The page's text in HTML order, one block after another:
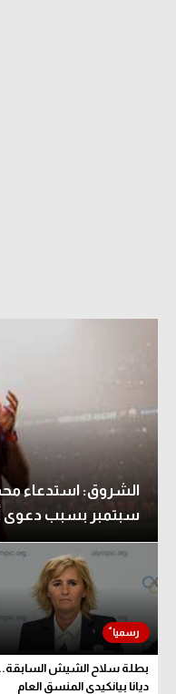
سبتمبر بسبب دعوى
بطلة سلاح الشيش السابقة..
ديانا بيانكيدي المنسق العام